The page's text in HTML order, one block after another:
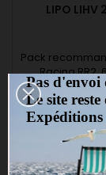
LIPO LIHV
Pack
Racing RR2
Rupture de stock
Pas
Le site